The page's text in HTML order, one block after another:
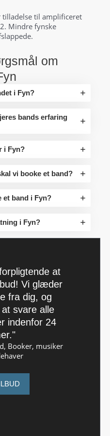
til amplificeret
Mindre fynske
om
i Fyn?
bands erfaring
i Fyn?
vi booke et band?
et band i Fyn?
i Fyn?
at
Vi glæder
fra dig, og
svare alle
indenfor 24
Booker, musiker